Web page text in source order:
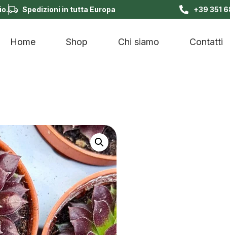
Spedizioni in tutta Europa +39 351
Home Shop Chi siamo Contatti